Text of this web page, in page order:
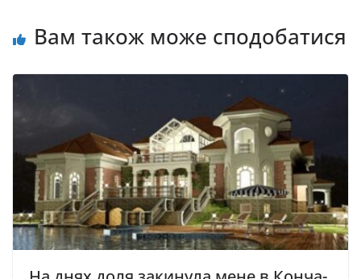
Вам також може сподобатися